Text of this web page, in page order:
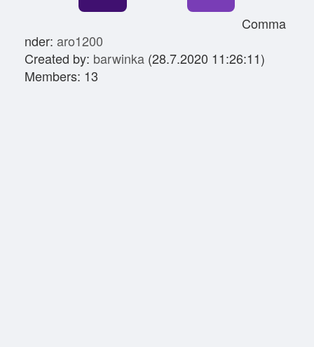
Comma
nder: aro1200
Created by: barwinka (28.7.2020 11:26:11)
Members: 13